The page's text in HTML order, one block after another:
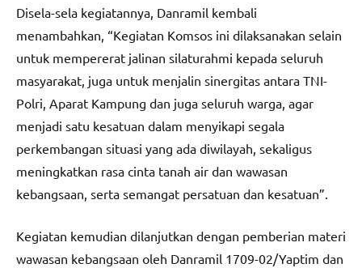
Disela-sela kegiatannya, Danramil kembali
menambahkan, “Kegiatan Komsos ini dilaksanakan selain
untuk mempererat jalinan silaturahmi kepada seluruh
masyarakat, juga untuk menjalin sinergitas antara TNI-
Polri, Aparat Kampung dan juga seluruh warga, agar
menjadi satu kesatuan dalam menyikapi segala
perkembangan situasi yang ada diwilayah, sekaligus
meningkatkan rasa cinta tanah air dan wawasan
kebangsaan, serta semangat persatuan dan kesatuan”.
Kegiatan kemudian dilanjutkan dengan pemberian materi
wawasan kebangsaan oleh Danramil 1709-02/Yaptim dan